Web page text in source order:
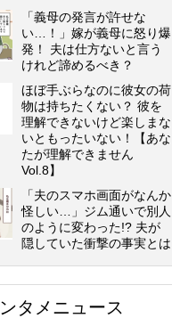
「義母の発言が許せな
い…！」嫁が義母に怒り爆
発！ 夫は仕方ないと言う
けれど諦めるべき？
ほぼ手ぶらなのに彼女の荷
物は持ちたくない？ 彼を
理解できないけど楽しまな
いともったいない！【あな
たが理解できません
Vol.8】
「夫のスマホ画面がなんか
怪しい…」ジム通いで別人
のように変わった!? 夫が
隠していた衝撃の事実とは
タメニュース